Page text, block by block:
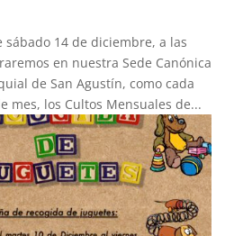
sábado 14 de diciembre, a las
en nuestra Sede Canónica
de San Agustín, como cada
mes, los Cultos Mensuales de...